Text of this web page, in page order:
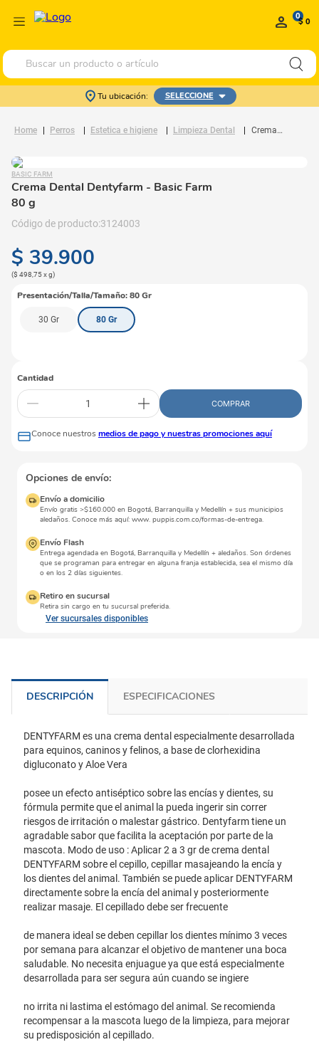
0$ 0
Buscar un producto o artículo
Tu ubicación: SELECCIONE
Perros Estetica e higiene Limpieza Dental Crema Dental Dentyfarm
BASIC FARM
Crema Dental Dentyfarm - Basic Farm
80 g
3124003
$ 39.900
($ 498,75xg)
Presentación/Talla/Tamaño:80 Gr
30 Gr 80 Gr
Cantidad
COMPRAR
Conoce nuestros medios de pago y nuestras promociones aquí
Opciones de envío:
Envío a domicilio
Envío gratis >$160.000 en Bogotá, Barranquilla y Medellín + sus municipios
aledaños. Conoce más aquí: www. puppis.com.co/formas-de-entrega.
Envío Flash
Entrega agendada en Bogotá, Barranquilla y Medellín + aledaños. Son órdenes
que se programan para entregar en alguna franja establecida, sea el mismo día
o en los 2 días siguientes.
Retiro en sucursal
Retira sin cargo en tu sucursal preferida.
Ver sucursales disponibles
DESCRIPCIÓN ESPECIFICACIONES
DENTYFARM es una crema dental especialmente desarrollada
para equinos, caninos y felinos, a base de clorhexidina
digluconato y Aloe Vera
posee un efecto antiséptico sobre las encías y dientes, su
fórmula permite que el animal la pueda ingerir sin correr
riesgos de irritación o malestar gástrico. Dentyfarm tiene un
agradable sabor que facilita la aceptación por parte de la
mascota. Modo de uso : Aplicar 2 a 3 gr de crema dental
DENTYFARM sobre el cepillo, cepillar masajeando la encía y
los dientes del animal. También se puede aplicar DENTYFARM
directamente sobre la encía del animal y posteriormente
realizar masaje. El cepillado debe ser frecuente
de manera ideal se deben cepillar los dientes mínimo 3 veces
por semana para alcanzar el objetivo de mantener una boca
saludable. No necesita enjuague ya que está especialmente
desarrollada para ser segura aún cuando se ingiere
no irrita ni lastima el estómago del animal. Se recomienda
recompensar a la mascota luego de la limpieza, para mejorar
su predisposición al cepillado.